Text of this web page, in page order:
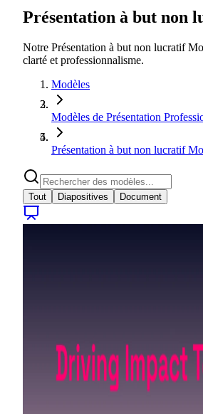
Présentation à but non
Notre Présentation à but non lucratif
clarté et professionnalisme.
Modèles
Modèles de Présentation
Présentation à but non lucratif
Tout Diapositives Document